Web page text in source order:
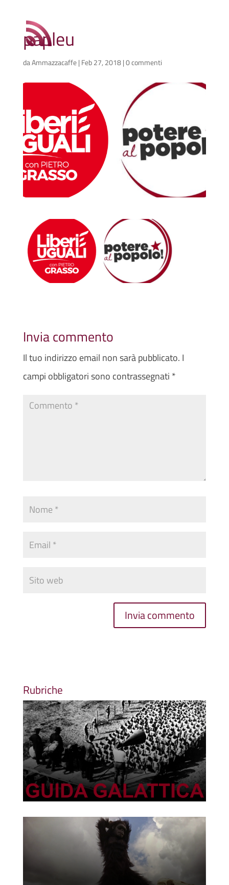
papleu
daAmmazzacaffe| Feb 27, 2018|0 commenti
Invia commento
Il tuo indirizzo email non sarà pubblicato. I
campi obbligatori sono contrassegnati *
Rubriche